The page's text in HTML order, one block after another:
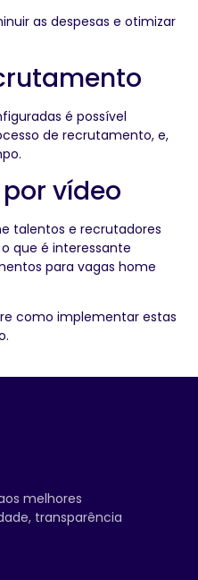
as despesas e otimizar
é possível
de recrutamento, e,
vídeo
talentos e recrutadores
que é interessante
para vagas home
como implementar estas
melhores
transparência